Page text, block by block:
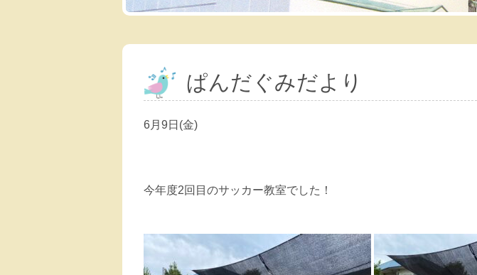
ぱんだぐみだより
6月9日(金)
今年度2回目のサッカー教室でした！